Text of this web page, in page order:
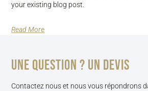
your existing blog post.
Read More
Une question ? un devis
Contactez nous et nous vous répondrons